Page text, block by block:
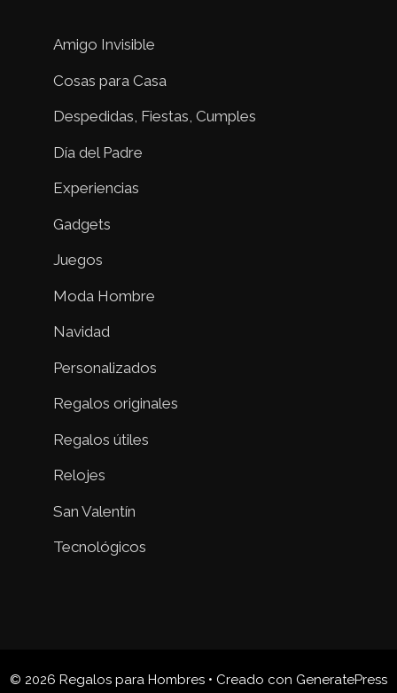
Amigo Invisible
Cosas para Casa
Despedidas, Fiestas, Cumples
Día del Padre
Experiencias
Gadgets
Juegos
Moda Hombre
Navidad
Personalizados
Regalos originales
Regalos útiles
Relojes
San Valentín
Tecnológicos
© 2026 Regalos para Hombres • Creado con GeneratePress